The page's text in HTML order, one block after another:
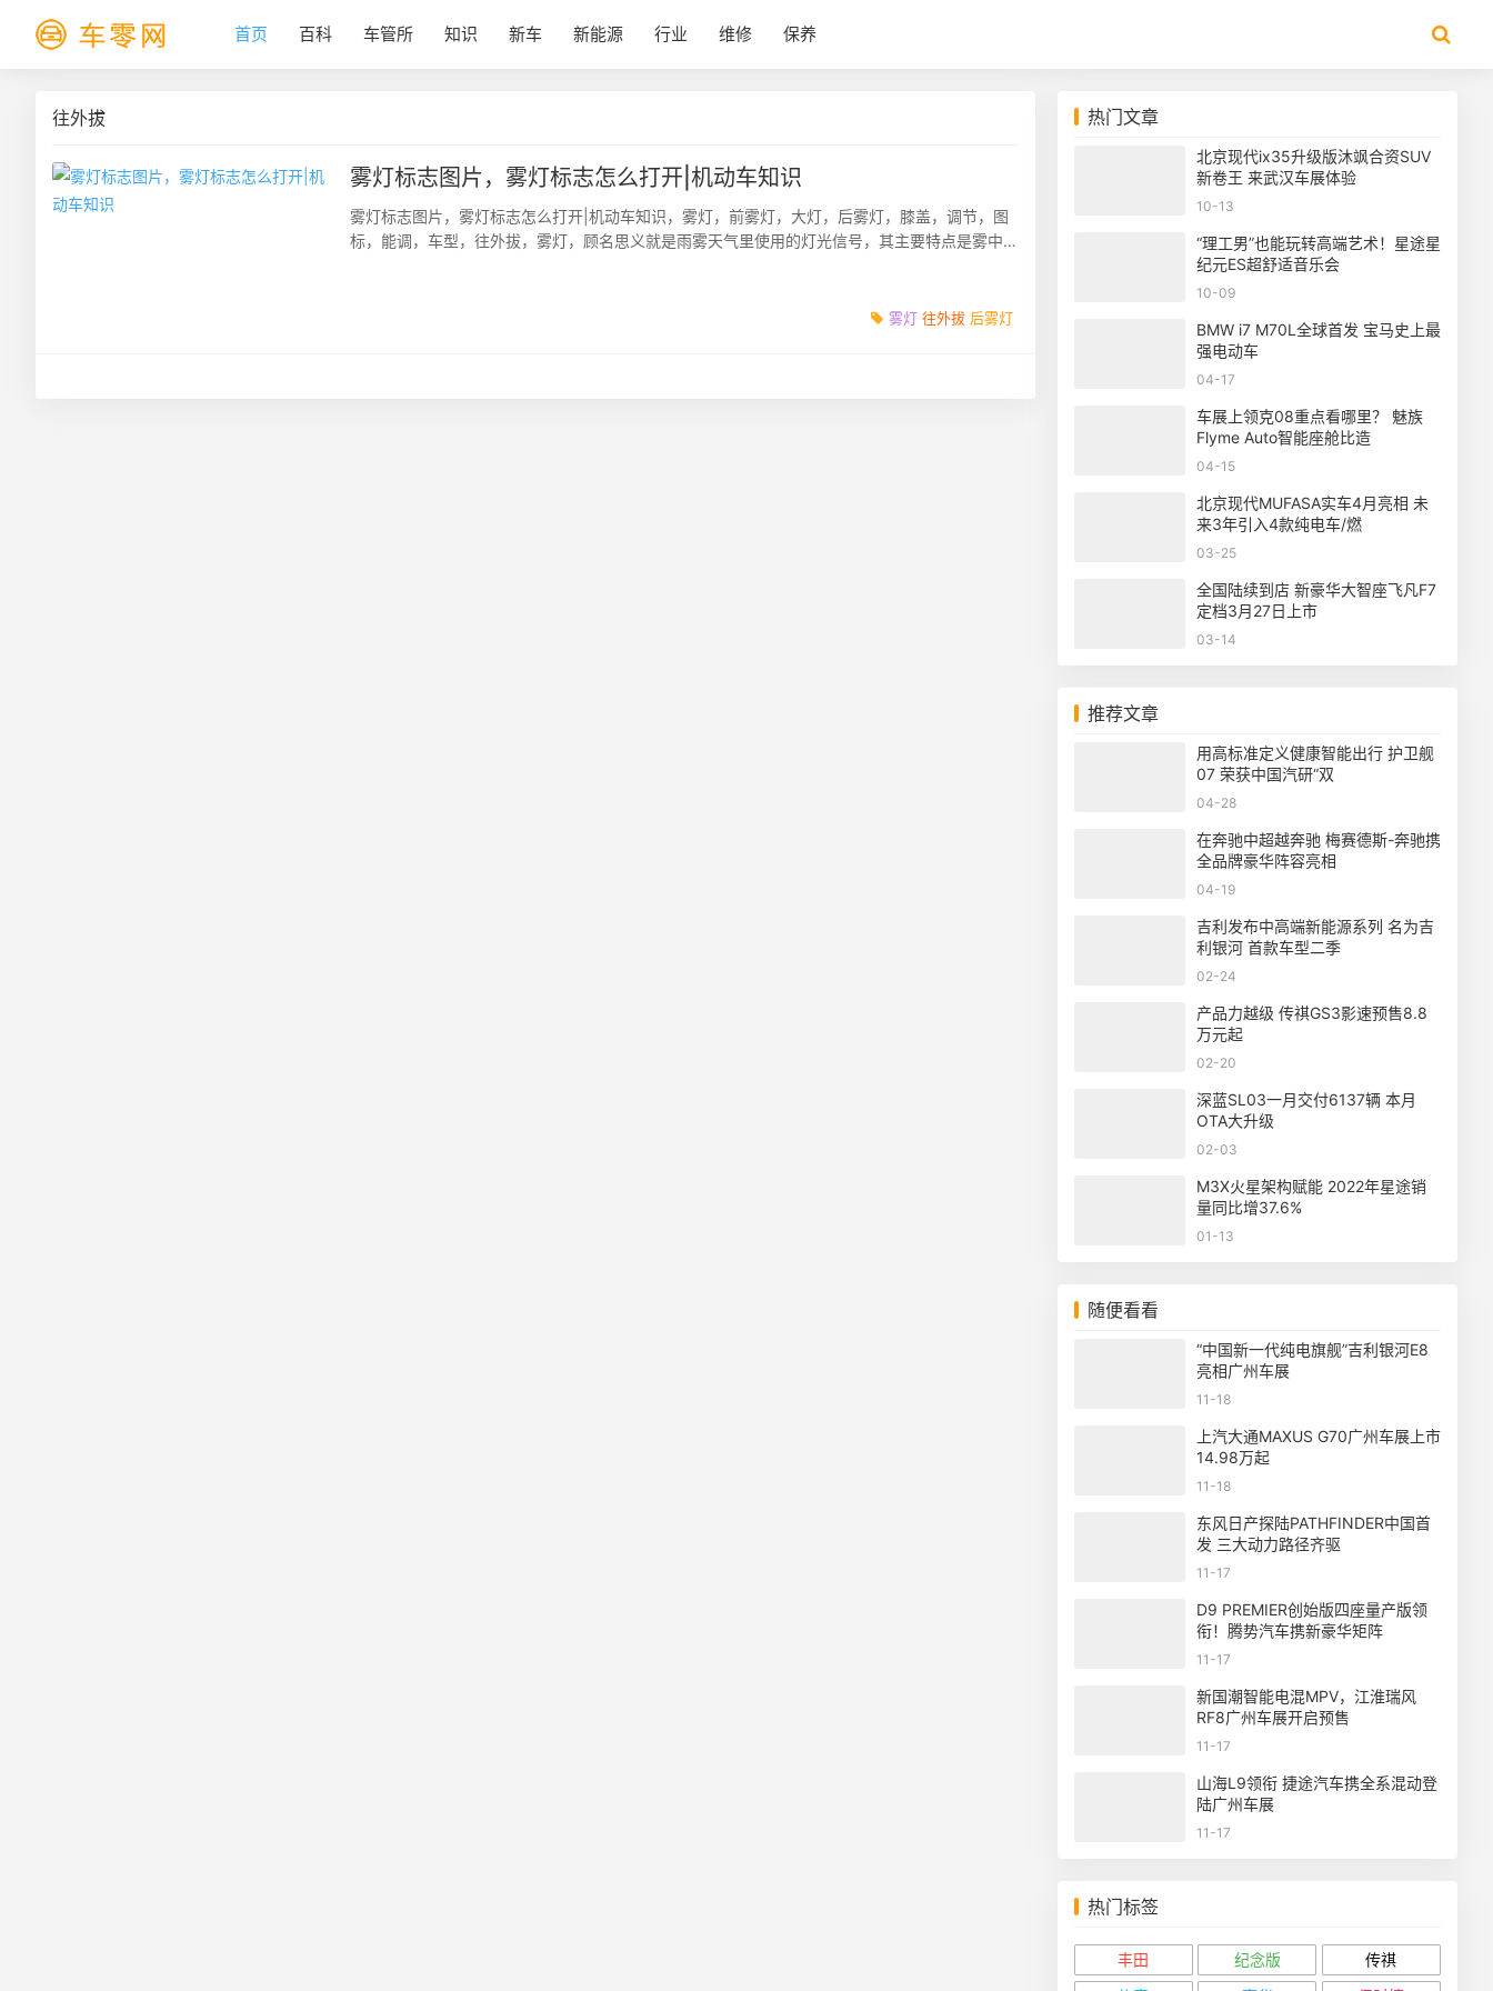
首页 百科 车管所 知识 新车 新能源 行业 维修 保养
往外拔
雾灯标志图片，雾灯标志怎么打开|机动车知识
雾灯标志图片，雾灯标志怎么打开|机动车知识，雾灯，前雾灯，大灯，后雾灯，膝盖，调节，图
标，能调，车型，往外拔，雾灯，顾名思义就是雨雾天气里使用的灯光信号，其主要特点是雾中
雾灯 往外拔 后雾灯
热门文章
北京现代ix35升级版沐飒合资SUV
新卷王 来武汉车展体验
10-13
“理工男”也能玩转高端艺术！星途星
纪元ES超舒适音乐会
10-09
BMW i7 M70L全球首发 宝马史上最
强电动车
04-17
车展上领克08重点看哪里？ 魅族
Flyme Auto智能座舱比造
04-15
北京现代MUFASA实车4月亮相 未
来3年引入4款纯电车/燃
03-25
全国陆续到店 新豪华大智座飞凡F7
定档3月27日上市
03-14
推荐文章
用高标准定义健康智能出行 护卫舰
07 荣获中国汽研“双
04-28
在奔驰中超越奔驰 梅赛德斯-奔驰携
全品牌豪华阵容亮相
04-19
吉利发布中高端新能源系列 名为吉
利银河 首款车型二季
02-24
产品力越级 传祺GS3影速预售8.8
万元起
02-20
深蓝SL03一月交付6137辆 本月
OTA大升级
02-03
M3X火星架构赋能 2022年星途销
量同比增37.6%
01-13
随便看看
“中国新一代纯电旗舰”吉利银河E8
亮相广州车展
11-18
上汽大通MAXUS G70广州车展上市
14.98万起
11-18
东风日产探陆PATHFINDER中国首
发 三大动力路径齐驱
11-17
D9 PREMIER创始版四座量产版领
衔！腾势汽车携新豪华矩阵
11-17
新国潮智能电混MPV，江淮瑞风
RF8广州车展开启预售
11-17
山海L9领衔 捷途汽车携全系混动登
陆广州车展
11-17
热门标签
丰田 纪念版
传祺